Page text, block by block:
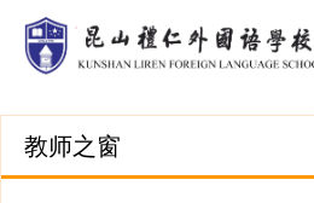
教师之窗